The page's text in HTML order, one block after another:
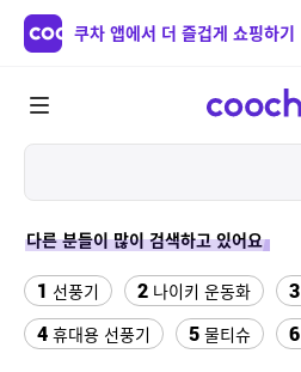
쿠차 앱에서 더 즐겁게 쇼핑하기
다른 분들이 많이 검색하고 있어요
1 선풍기 2 나이키 운동화 3
4 휴대용 선풍기 5 물티슈 6